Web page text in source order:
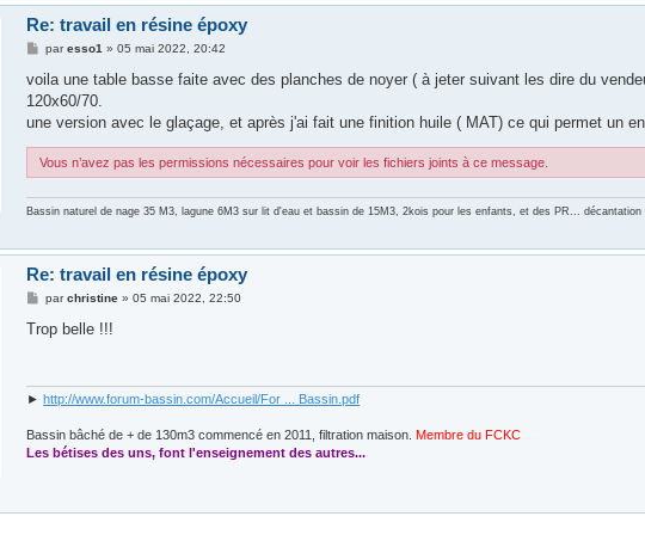
Re: travail en résine époxy
M
s
a
g
paresso1 »05 mai 2022, 20:42
voila une table basse faite avec des planches de noyer ( à jeter suivant les dire du
120x60/70.
une version avec le glaçage, et après j'ai fait une finition huile ( MAT) ce qui permet un
Vous n’avez pas les permissions nécessaires pour voir les fichiers joints à ce message.
Bassin naturel de nage 35 M3, lagune 6M3 sur lit d'eau et bassin de 15M3, 2kois pour les enfants, et des PR...
Re: travail en résine époxy
M
s
parchristine »05 mai 2022, 22:50
Trop belle !!!
►http://www.forum-bassin.com/Accueil/For ... Bassin.pdf
Bassin bâché de + de 130m3 commencé en 2011, filtration maison.Membre du FCKC
Les bétises des uns, font l'enseignement des autres...